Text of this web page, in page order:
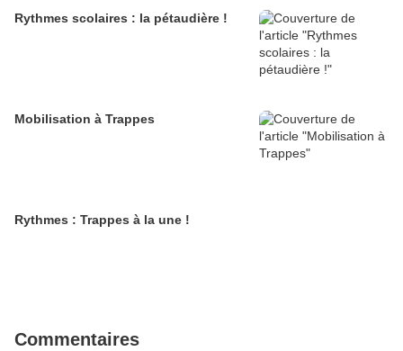
Rythmes scolaires : la pétaudière !
Mobilisation à Trappes
Rythmes : Trappes à la une !
Commentaires